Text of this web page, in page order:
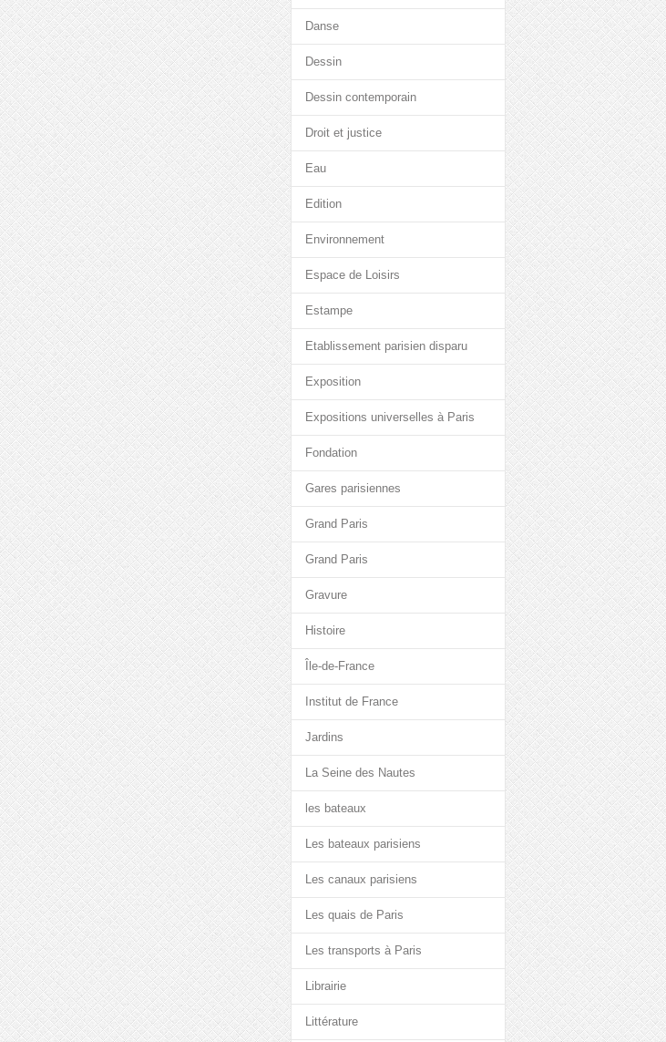
Danse
Dessin
Dessin contemporain
Droit et justice
Eau
Edition
Environnement
Espace de Loisirs
Estampe
Etablissement parisien disparu
Exposition
Expositions universelles à Paris
Fondation
Gares parisiennes
Grand Paris
Grand Paris
Gravure
Histoire
Île-de-France
Institut de France
Jardins
La Seine des Nautes
les bateaux
Les bateaux parisiens
Les canaux parisiens
Les quais de Paris
Les transports à Paris
Librairie
Littérature